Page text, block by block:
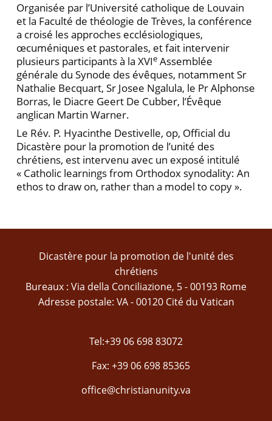
Organisée par l’Université catholique de Louvain
et la Faculté de théologie de Trèves, la conférence
a croisé les approches ecclésiologiques,
œcuméniques et pastorales, et fait intervenir
plusieurs participants à la XVIe Assemblée
générale du Synode des évêques, notamment Sr
Nathalie Becquart, Sr Josee Ngalula, le Pr Alphonse
Borras, le Diacre Geert De Cubber, l’Évêque
anglican Martin Warner.
Le Rév. P. Hyacinthe Destivelle, op, Official du
Dicastère pour la promotion de l’unité des
chrétiens, est intervenu avec un exposé intitulé
« Catholic learnings from Orthodox synodality: An
ethos to draw on, rather than a model to copy ».
Dicastère pour la promotion de l'unité des
chrétiens
Bureaux : Via della Conciliazione, 5 - 00193 Rome
Adresse postale: VA - 00120 Cité du Vatican
Tel:+39 06 698 83072
Fax: +39 06 698 85365
office@christianunity.va